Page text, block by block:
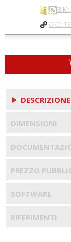
BIM:
CAD:
DESCRIZIONE
DIMENSIONI
PREZZO
SOFTWARE
RIFERIMENTI